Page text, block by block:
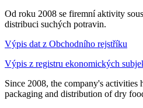
Od roku 2008 se firemní aktivity
distribuci suchých potravin.
Výpis dat z Obchodního rejstříku
Výpis z registru ekonomických
Since 2008, the company's activities
packaging and distribution of dry